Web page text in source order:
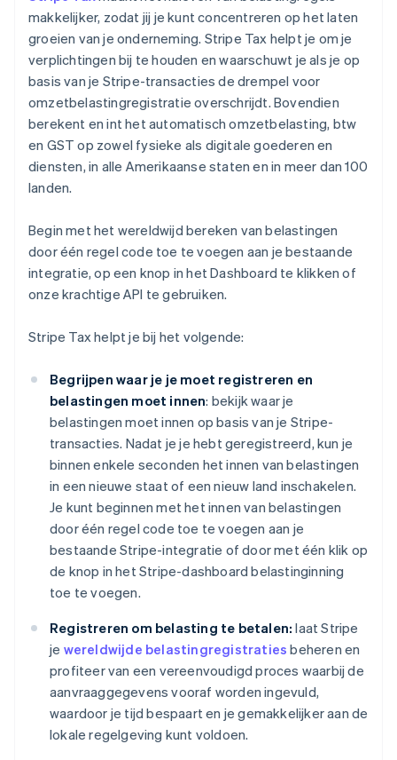
makkelijker, zodat jij je kunt concentreren op het laten
groeien van je onderneming. Stripe Tax helpt je om je
verplichtingen bij te houden en waarschuwt je als je op
basis van je Stripe-transacties de drempel voor
omzetbelastingregistratie overschrijdt. Bovendien
berekent en int het automatisch omzetbelasting, btw
en GST op zowel fysieke als digitale goederen en
diensten, in alle Amerikaanse staten en in meer dan 100
landen.
Begin met het wereldwijd bereken van belastingen
door één regel code toe te voegen aan je bestaande
integratie, op een knop in het Dashboard te klikken of
onze krachtige API te gebruiken.
Stripe Tax helpt je bij het volgende:
Begrijpen waar je je moet registreren en
belastingen moet innen: bekijk waar je
belastingen moet innen op basis van je Stripe-
transacties. Nadat je je hebt geregistreerd, kun je
binnen enkele seconden het innen van belastingen
in een nieuwe staat of een nieuw land inschakelen.
Je kunt beginnen met het innen van belastingen
door één regel code toe te voegen aan je
bestaande Stripe-integratie of door met één klik op
de knop in het Stripe-dashboard belastinginning
toe te voegen.
Registreren om belasting te betalen: laat Stripe
je wereldwijde belastingregistraties beheren en
profiteer van een vereenvoudigd proces waarbij de
aanvraaggegevens vooraf worden ingevuld,
waardoor je tijd bespaart en je gemakkelijker aan de
lokale regelgeving kunt voldoen.